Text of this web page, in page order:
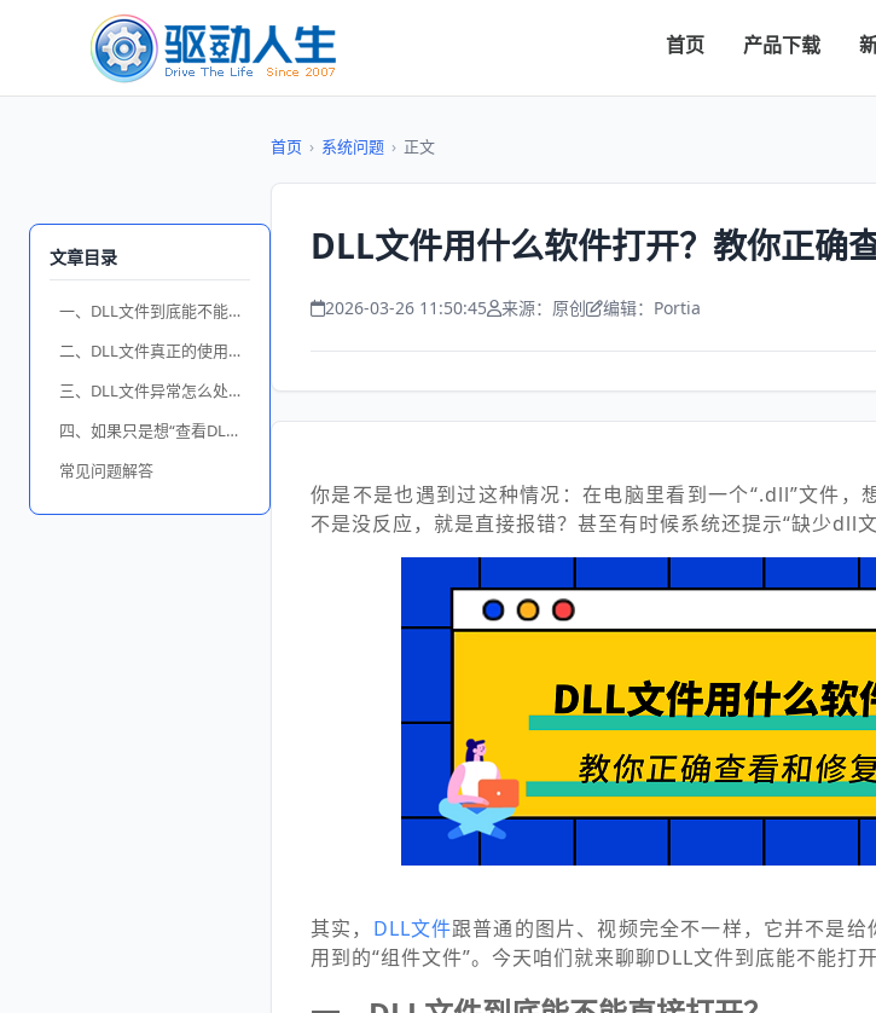
首页 产品下载
文章目录
一、DLL文件到底能不能直接打开？
二、DLL文件真正的使用方式
三、DLL文件异常怎么处理？
四、如果只是想“查看DLL内容”怎么办？
常见问题解答
首页 › 系统问题 › 正文
DLL文件用什么软件打开？教你正确
2026-03-26 11:50:45 来源：原创 编辑：Portia
你是不是也遇到过这种情况：在电脑里看到一个“.dll”文件，
不是没反应，就是直接报错？甚至有时候系统还提示“缺少dll文
其实， DLL文件跟普通的图片、视频完全不一样，它并不是
用到的“组件文件”。今天咱们就来聊聊DLL文件到底能不能打